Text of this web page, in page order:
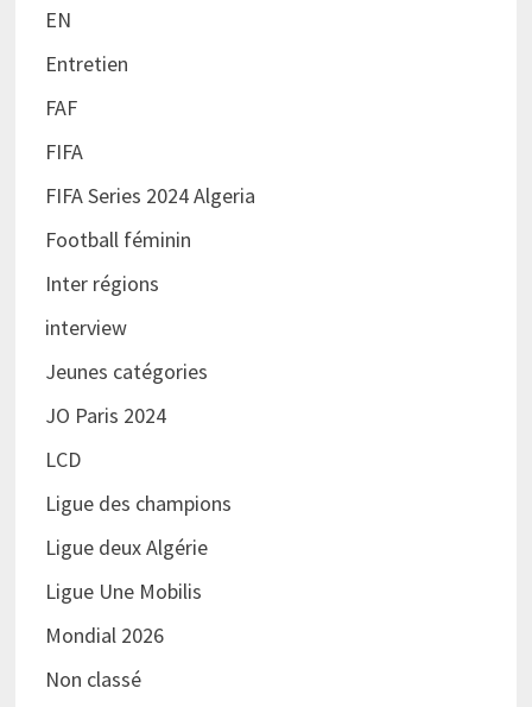
EN
Entretien
FAF
FIFA
FIFA Series 2024 Algeria
Football féminin
Inter régions
interview
Jeunes catégories
JO Paris 2024
LCD
Ligue des champions
Ligue deux Algérie
Ligue Une Mobilis
Mondial 2026
Non classé